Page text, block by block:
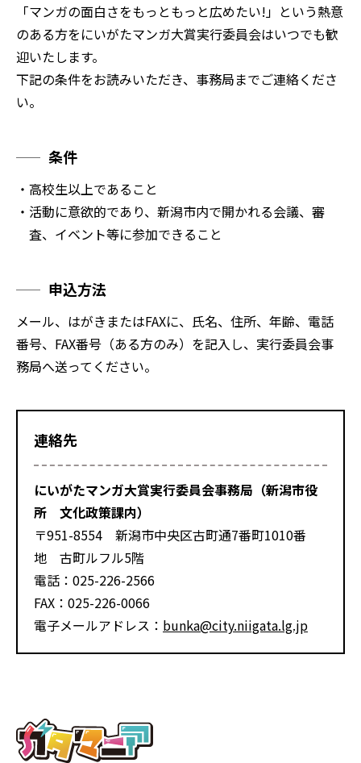
「マンガの面白さをもっともっと広めたい!」という熱意
のある方をにいがたマンガ大賞実行委員会はいつでも歓
迎いたします。
下記の条件をお読みいただき、事務局までご連絡くださ
い。
条件
・高校生以上であること
・活動に意欲的であり、新潟市内で開かれる会議、審
査、イベント等に参加できること
申込方法
メール、はがきまたはFAXに、氏名、住所、年齢、電話
番号、FAX番号（ある方のみ）を記入し、実行委員会事
務局へ送ってください。
連絡先
にいがたマンガ大賞実行委員会事務局（新潟市役
所 文化政策課内）
〒951-8554 新潟市中央区古町通7番町1010番
地 古町ルフル5階
電話： 025-226-2566
FAX： 025-226-0066
電子メールアドレス： bunka@city.niigata.lg.jp